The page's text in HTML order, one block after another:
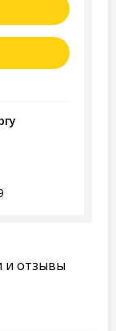
и отзывы